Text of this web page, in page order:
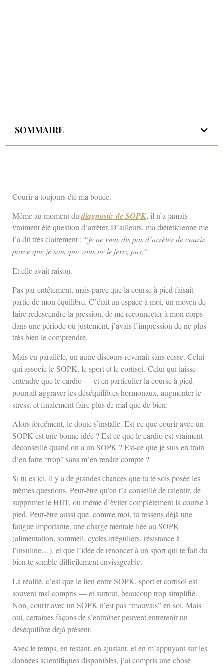
SOMMAIRE
Courir a toujours été ma bouée.
Même au moment dudiagnostic de SOPK, il n’a jamais
vraiment été question d’arrêter. D’ailleurs, ma diététicienne me
l’a dit très clairement : “je ne vous dis pas d’arrêter de courir,
parce que je sais que vous ne le ferez pas.”
Et elle avait raison.
Pas par entêtement, mais parce que la course à pied faisait
partie de mon équilibre. C’était un espace à moi, un moyen de
faire redescendre la pression, de me reconnecter à mon corps
dans une période où justement, j’avais l’impression de ne plus
très bien le comprendre.
Mais en parallèle, un autre discours revenait sans cesse. Celui
qui associe le SOPK, le sport et le cortisol. Celui qui laisse
entendre que le cardio — et en particulier la course à pied —
pourrait aggraver les déséquilibres hormonaux, augmenter le
stress, et finalement faire plus de mal que de bien.
Alors forcément, le doute s’installe. Est-ce que courir avec un
SOPK est une bonne idée ? Est-ce que le cardio est vraiment
déconseillé quand on a un SOPK ? Est-ce que je suis en train
d’en faire “trop” sans m’en rendre compte ?
Si tu es ici, il y a de grandes chances que tu te sois posée les
mêmes questions. Peut-être qu’on t’a conseillé de ralentir, de
supprimer le HIIT, ou même d’éviter complètement la course à
pied. Peut-être aussi que, comme moi, tu ressens déjà une
fatigue importante, une charge mentale liée au SOPK
(alimentation, sommeil, cycles irréguliers, résistance à
l’insuline…), et que l’idée de renoncer à un sport qui te fait du
bien te semble difficilement envisageable.
La réalité, c’est que le lien entre SOPK, sport et cortisol est
souvent mal compris — et surtout, beaucoup trop simplifié.
Non, courir avec un SOPK n’est pas “mauvais” en soi. Mais
oui, certaines façons de s’entraîner peuvent entretenir un
déséquilibre déjà présent.
Avec le temps, en testant, en ajustant, et en m’appuyant sur les
données scientifiques disponibles, j’ai compris une chose